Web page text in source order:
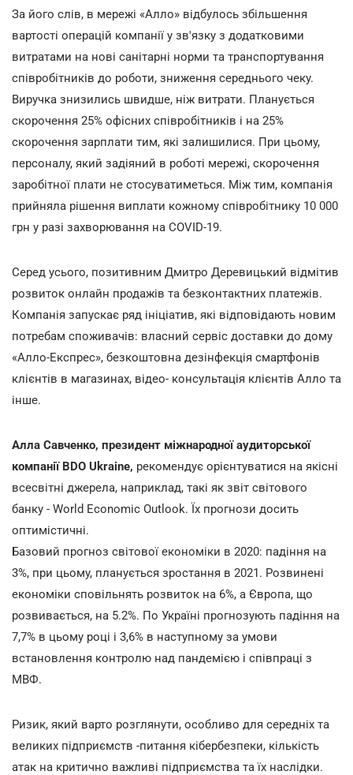
За його слів, в мережі «Алло» відбулось збільшення
вартості операцій компанії у зв'язку з додатковими
витратами на нові санітарні норми та транспортування
співробітників до роботи, зниження середнього чеку.
Виручка знизились швидше, ніж витрати. Планується
скорочення 25% офісних співробітників і на 25%
скорочення зарплати тим, які залишилися. При цьому,
персоналу, який задіяний в роботі мережі, скорочення
заробітної плати не стосуватиметься. Між тим, компанія
прийняла рішення виплати кожному співробітнику 10 000
грн у разі захворювання на COVID-19.
Серед усього, позитивним Дмитро Деревицький відмітив
розвиток онлайн продажів та безконтактних платежів.
Компанія запускає ряд ініціатив, які відповідають новим
потребам споживачів: власний сервіс доставки до дому
«Алло-Експрес», безкоштовна дезінфекція смартфонів
клієнтів в магазинах, відео- консультація клієнтів Алло та
інше.
Алла Савченко, президент міжнародної аудиторської
компанії BDO Ukraine, рекомендує орієнтуватися на якісні
всесвітні джерела, наприклад, такі як звіт світового
банку - World Economic Outlook. Їх прогнози досить
оптимістичні.
Базовий прогноз світової економіки в 2020: падіння на
3%, при цьому, планується зростання в 2021. Розвинені
економіки сповільнять розвиток на 6%, а Європа, що
розвивається, на 5.2%. По Україні прогнозують падіння на
7,7% в цьому році і 3,6% в наступному за умови
встановлення контролю над пандемією і співпраці з
МВФ.
Ризик, який варто розглянути, особливо для середніх та
великих підприємств -питання кібербезпеки, кількість
атак на критично важливі підприємства та їх наслідки.